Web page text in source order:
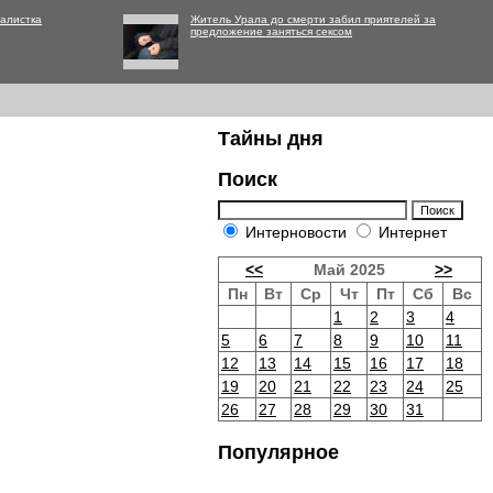
Житель Урала до смерти забил приятелей за
предложение заняться сексом
Тайны дня
Поиск
Интерновости Интернет
<< Май 2025
>>
Пн
Вт Ср Чт Пт Сб
Вс
1
2 3
4
5
6 7 8 9 10
11
12
13 14 15 16 17
18
19
20 21 22 23 24
25
26
27 28 29 30 31
Популярное